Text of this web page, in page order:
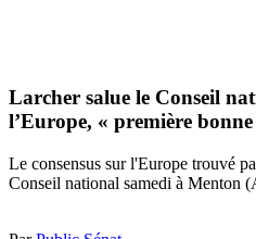
Larcher salue le Conseil
l’Europe, « première
Le consensus sur l'Europe trouvé
Conseil national samedi à Menton